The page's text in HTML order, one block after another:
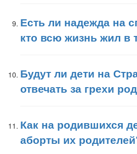
Есть ли надежда на
кто всю жизнь жил в
Будут ли дети на
отвечать за грехи
Как на родившихся
аборты их